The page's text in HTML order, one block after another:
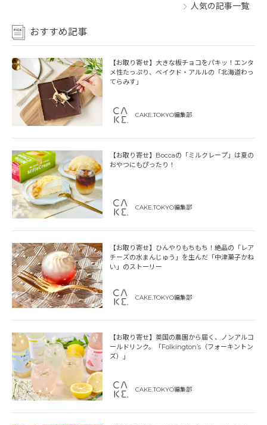
人気の記事一覧
おすすめ記事
【お取り寄せ】大きな板チョコをパキッ！エンタ
メ性たっぷり、ベイクド・アルルの「北海道わっ
てらみす」
CAKE.TOKYO編集部
【お取り寄せ】Boccaの「ミルクレープ」は夏の
おやつにもぴったり！
CAKE.TOKYO編集部
【お取り寄せ】ひんやりもちもち！絶品の「レア
チーズの水まんじゅう」を生んだ「中津菓子かね
い」のストーリー
CAKE.TOKYO編集部
【お取り寄せ】英国の農園から届く、ノンアルコ
ールドリンク。「Folkington’s（フォーキントン
ズ）」
CAKE.TOKYO編集部